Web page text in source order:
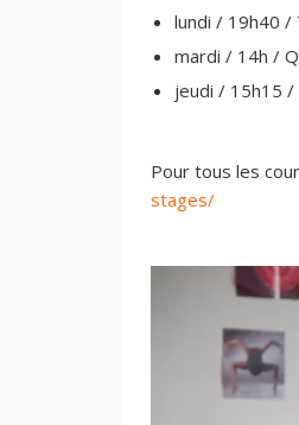
lundi / 19h40 /
mardi / 14h /
jeudi / 15h15 /
Pour tous les
stages/